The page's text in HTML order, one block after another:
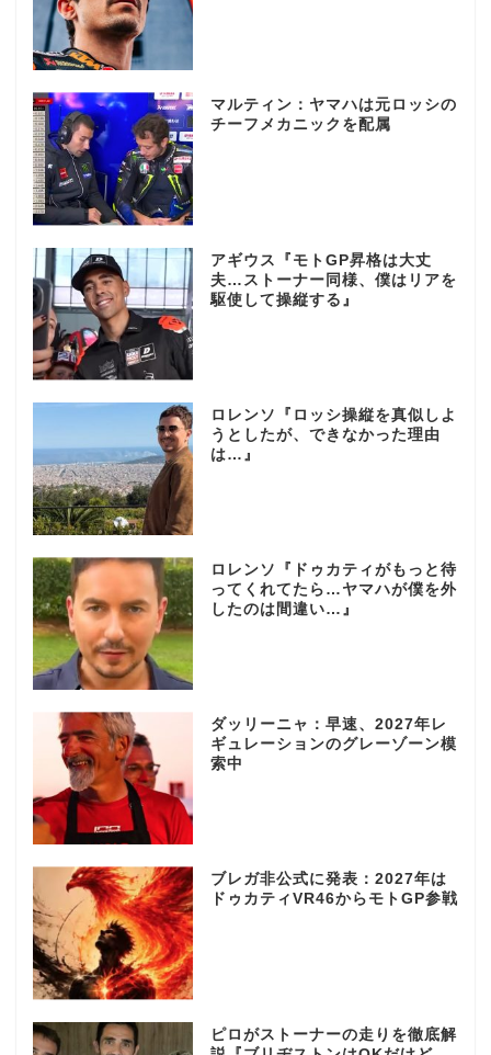
マルティン：ヤマハは元ロッシの
チーフメカニックを配属
アギウス『モトGP昇格は大丈
夫…ストーナー同様、僕はリアを
駆使して操縦する』
ロレンソ『ロッシ操縦を真似しよ
うとしたが、できなかった理由
は…』
ロレンソ『ドゥカティがもっと待
ってくれてたら…ヤマハが僕を外
したのは間違い…』
ダッリーニャ：早速、2027年レ
ギュレーションのグレーゾーン模
索中
ブレガ非公式に発表：2027年は
ドゥカティVR46からモトGP参戦
ピロがストーナーの走りを徹底解